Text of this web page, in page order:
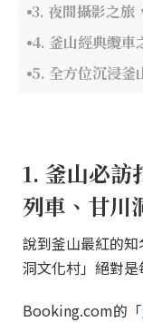
3. 夜間攝影之旅
4. 釜山經典纜車
5. 全方位沉浸釜
1. 釜山必訪
列車、甘川
說到釜山最紅的
洞文化村」絕對
Booking.com的「